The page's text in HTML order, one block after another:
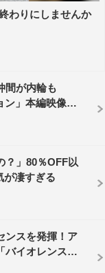
アクション」
場ふみか、森崎
ほか
委員会
わりにしませんか
間が内輪も
」本編映像解
？」80％OFF以
が凄すぎる
ンスを発揮！ア
バイオレンスア